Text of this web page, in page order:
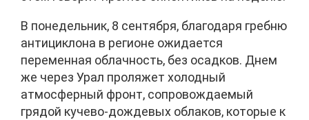
В понедельник, 8 сентября, благодаря гребню
антициклона в регионе ожидается
переменная облачность, без осадков. Днем
же через Урал проляжет холодный
атмосферный фронт, сопровождаемый
грядой кучево-дождевых облаков, которые к